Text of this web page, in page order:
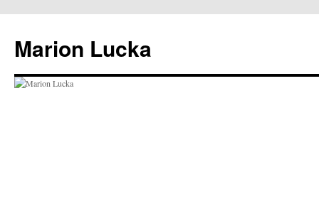
Marion Lucka